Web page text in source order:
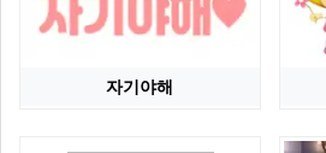
자기야해